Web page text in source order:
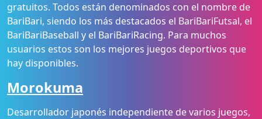
gratuitos. Todos están denominados con el nombre de
BariBari, siendo los más destacados el BariBariFutsal, el
BariBariBaseball y el BariBariRacing. Para muchos
usuarios estos son los mejores juegos deportivos que
hay disponibles.
Morokuma
Desarrollador japonés independiente de varios juegos,